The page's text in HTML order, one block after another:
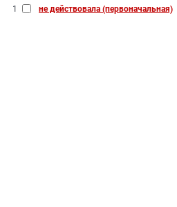
1
не действовала (первоначальная)